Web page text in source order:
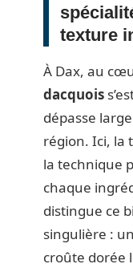
texture
À Dax, au
dacquois
dépasse
région. Ici, la
la technique
chaque
distingue ce
singulière :
croûte dorée